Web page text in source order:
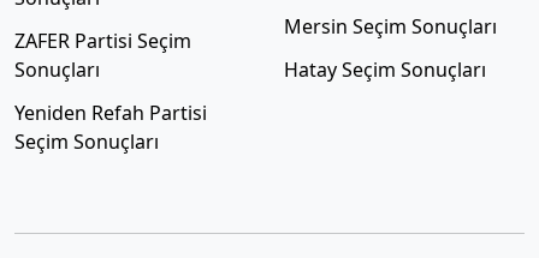
ZAFER Partisi Seçim
Sonuçları
Yeniden Refah Partisi
Seçim Sonuçları
Mersin Seçim Sonuçları
Hatay Seçim Sonuçları